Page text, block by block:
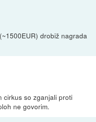
drobiž nagrada
cirkus so zganjali proti
ne govorim.